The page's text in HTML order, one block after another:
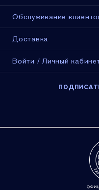
Обслуживание
Доставка
Войти / Личный